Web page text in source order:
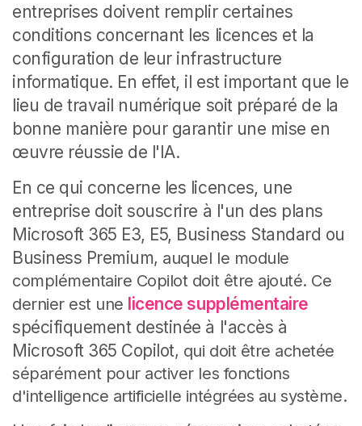
entreprises doivent remplir certaines
conditions concernant les licences et la
configuration de leur infrastructure
informatique. En effet, il est important que le
lieu de travail numérique soit préparé de la
bonne manière pour garantir une mise en
œuvre réussie de l'IA.
En ce qui concerne les licences, une
entreprise doit souscrire à l'un des plans
Microsoft 365 E3, E5, Business Standard ou
Business Premium, auquel le module
complémentaire Copilot doit être ajouté. Ce
dernier est une licence supplémentaire
spécifiquement destinée à l'accès à
Microsoft 365 Copilot, qui doit être achetée
séparément pour activer les fonctions
d'intelligence artificielle intégrées au système.